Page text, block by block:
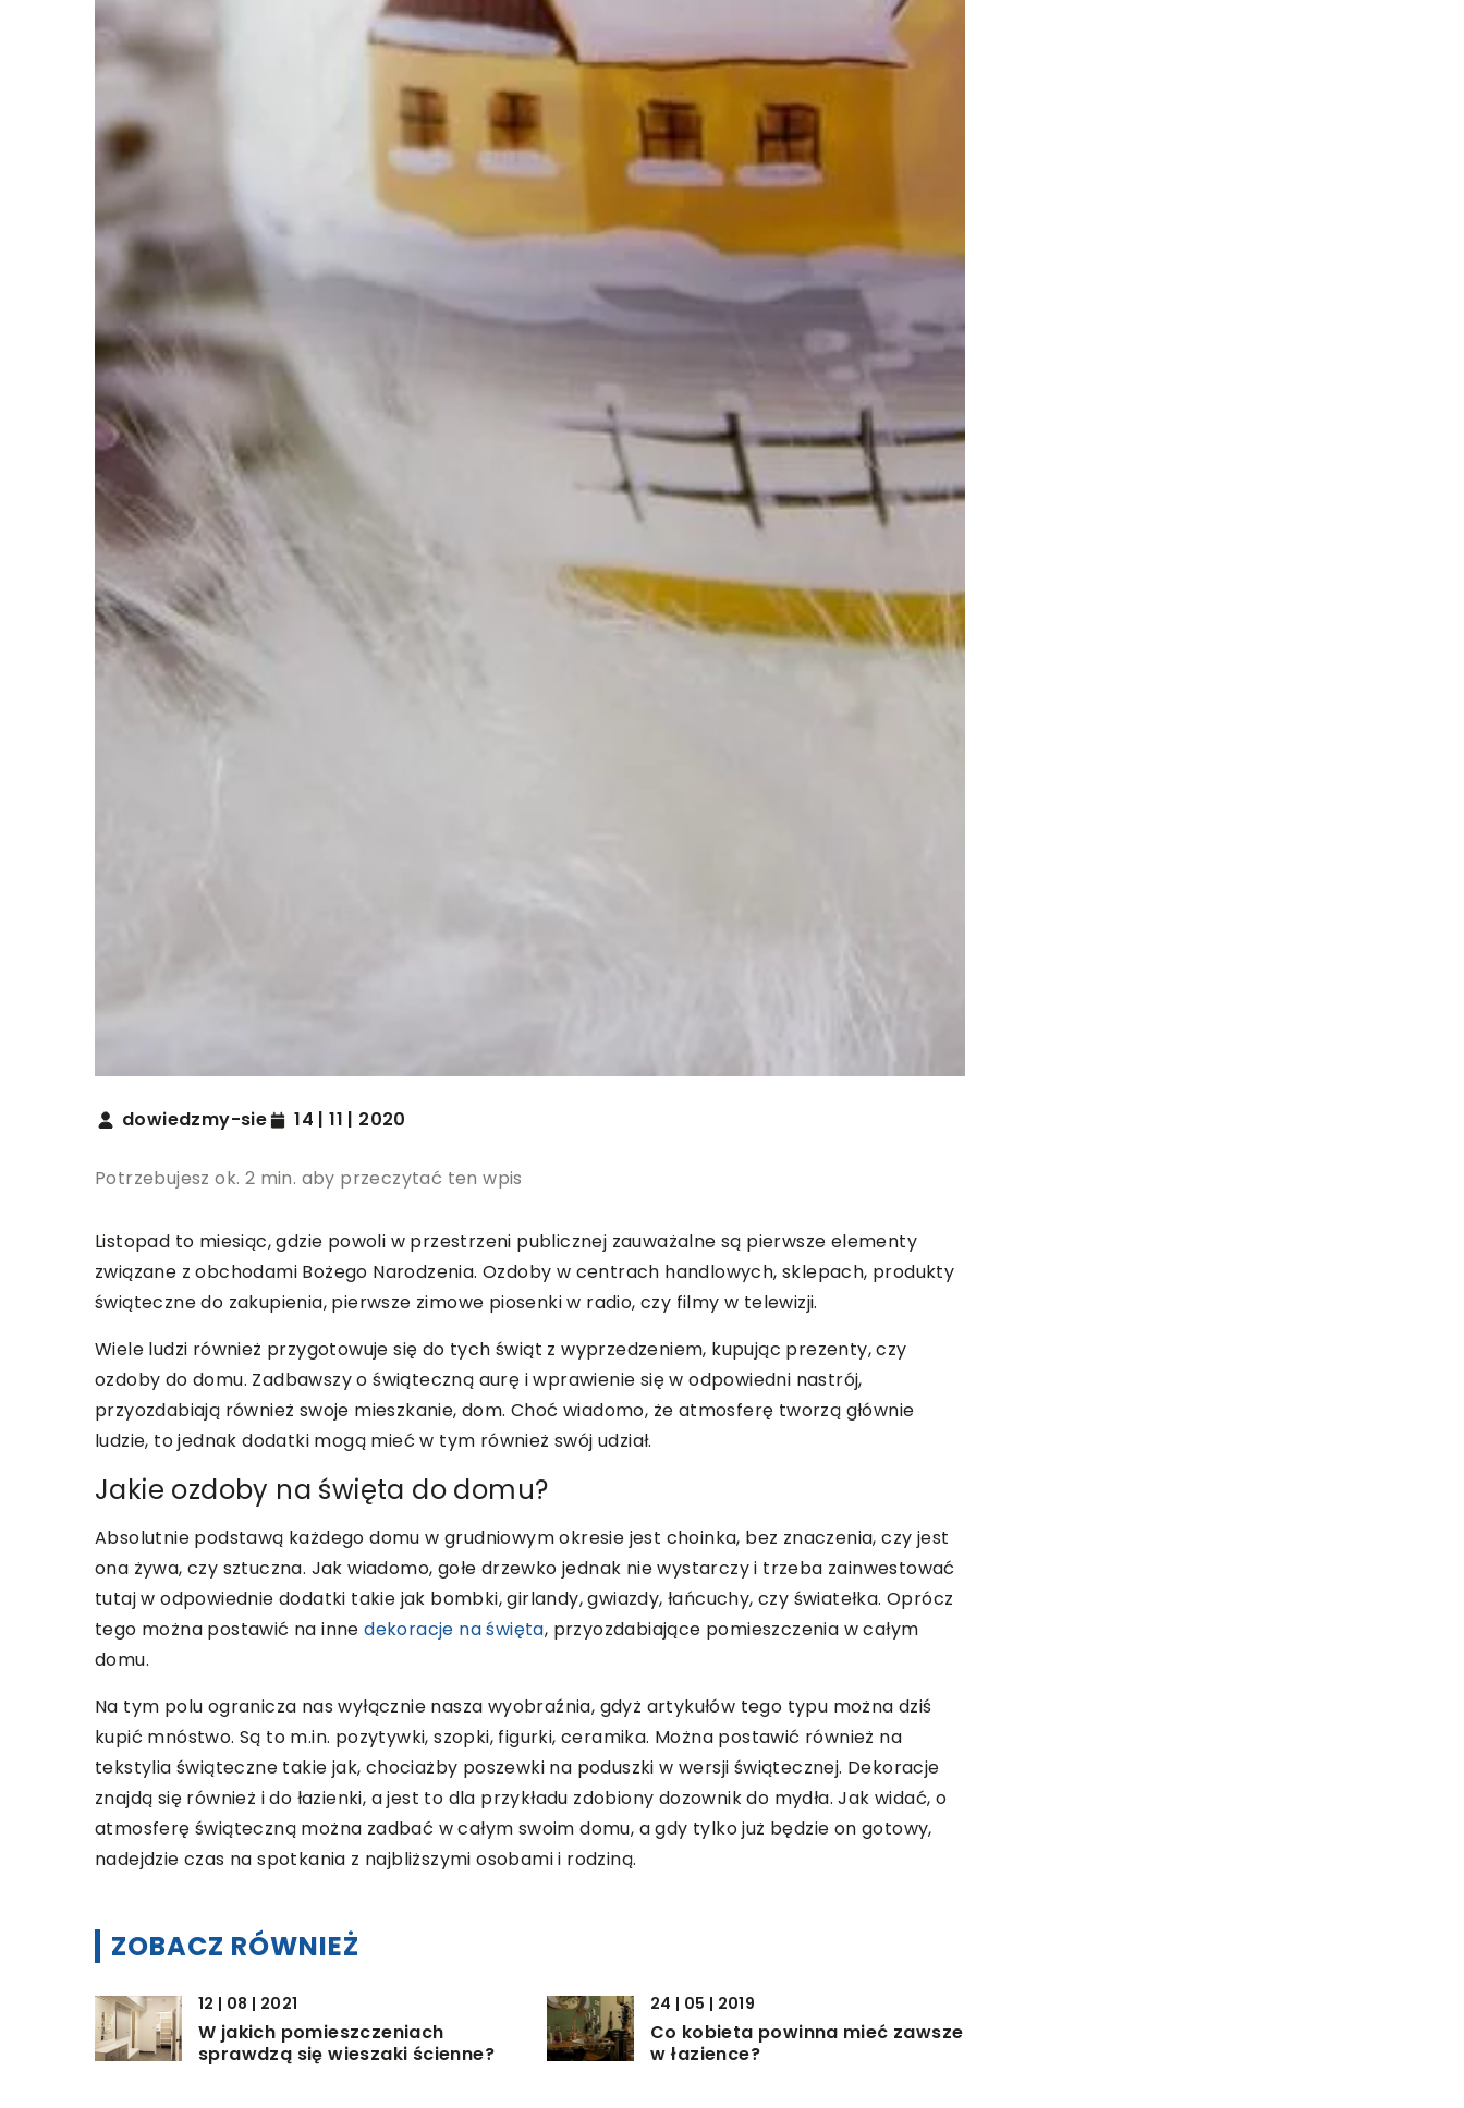
dowiedzmy-sie 14 | 11 | 2020
Potrzebujesz ok. 2 min. aby przeczytać ten wpis
Listopad to miesiąc, gdzie powoli w przestrzeni publicznej zauważalne są pierwsze elementy
związane z obchodami Bożego Narodzenia. Ozdoby w centrach handlowych, sklepach, produkty
świąteczne do zakupienia, pierwsze zimowe piosenki w radio, czy filmy w telewizji.
Wiele ludzi również przygotowuje się do tych świąt z wyprzedzeniem, kupując prezenty, czy
ozdoby do domu. Zadbawszy o świąteczną aurę i wprawienie się w odpowiedni nastrój,
przyozdabiają również swoje mieszkanie, dom. Choć wiadomo, że atmosferę tworzą głównie
ludzie, to jednak dodatki mogą mieć w tym również swój udział.
Jakie ozdoby na święta do domu?
Absolutnie podstawą każdego domu w grudniowym okresie jest choinka, bez znaczenia, czy jest
ona żywa, czy sztuczna. Jak wiadomo, gołe drzewko jednak nie wystarczy i trzeba zainwestować
tutaj w odpowiednie dodatki takie jak bombki, girlandy, gwiazdy, łańcuchy, czy światełka. Oprócz
tego można postawić na innedekoracje na święta, przyozdabiające pomieszczenia w całym
domu.
Na tym polu ogranicza nas wyłącznie nasza wyobraźnia, gdyż artykułów tego typu można dziś
kupić mnóstwo. Są to m.in. pozytywki, szopki, figurki, ceramika. Można postawić również na
tekstylia świąteczne takie jak, chociażby poszewki na poduszki w wersji świątecznej. Dekoracje
znajdą się również i do łazienki, a jest to dla przykładu zdobiony dozownik do mydła. Jak widać, o
atmosferę świąteczną można zadbać w całym swoim domu, a gdy tylko już będzie on gotowy,
nadejdzie czas na spotkania z najbliższymi osobami i rodziną.
ZOBACZ RÓWNIEŻ
12 | 08 | 2021
W jakich pomieszczeniach
sprawdzą się wieszaki ścienne?
24 | 05 | 2019
Co kobieta powinna mieć zawsze
w łazience?